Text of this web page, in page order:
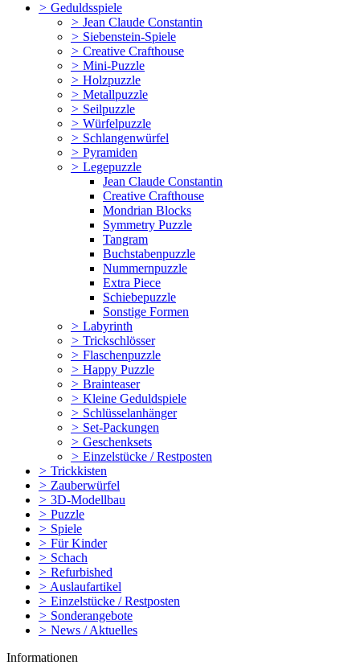
> Geduldsspiele
> Jean Claude Constantin
> Siebenstein-Spiele
> Creative Crafthouse
> Mini-Puzzle
> Holzpuzzle
> Metallpuzzle
> Seilpuzzle
> Würfelpuzzle
> Schlangenwürfel
> Pyramiden
> Legepuzzle
Jean Claude Constantin
Creative Crafthouse
Mondrian Blocks
Symmetry Puzzle
Tangram
Buchstabenpuzzle
Nummernpuzzle
Extra Piece
Schiebepuzzle
Sonstige Formen
> Labyrinth
> Trickschlösser
> Flaschenpuzzle
> Happy Puzzle
> Brainteaser
> Kleine Geduldspiele
> Schlüsselanhänger
> Set-Packungen
> Geschenksets
> Einzelstücke / Restposten
> Trickkisten
> Zauberwürfel
> 3D-Modellbau
> Puzzle
> Spiele
> Für Kinder
> Schach
> Refurbished
> Auslaufartikel
> Einzelstücke / Restposten
> Sonderangebote
> News / Aktuelles
Informationen